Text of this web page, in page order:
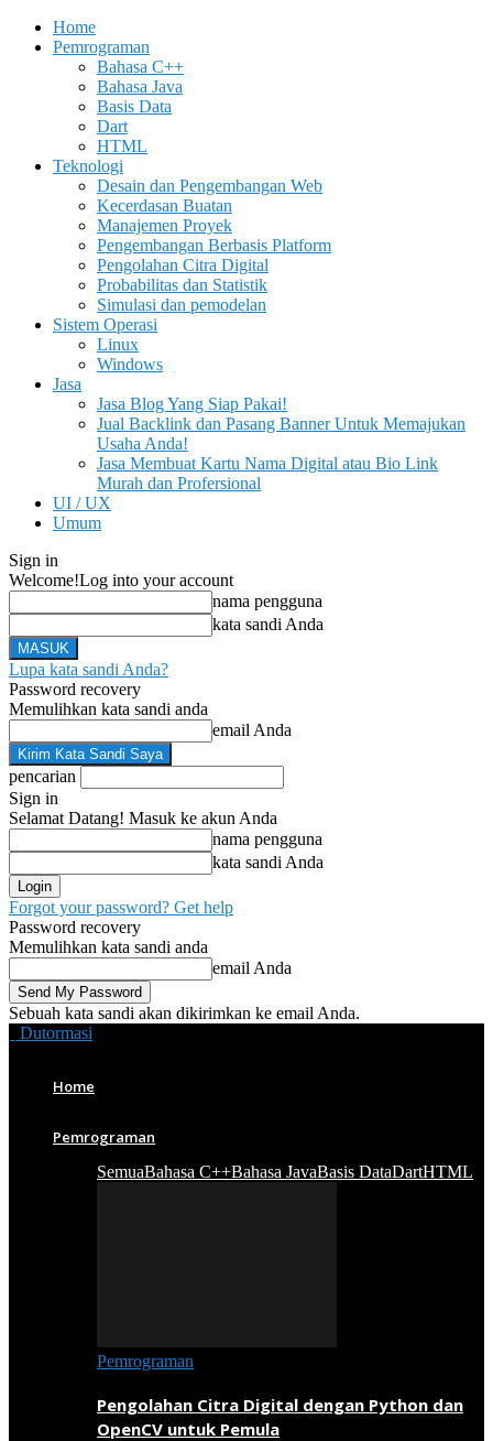
Home
Pemrograman
Bahasa C++
Bahasa Java
Basis Data
Dart
HTML
Teknologi
Desain dan Pengembangan Web
Kecerdasan Buatan
Manajemen Proyek
Pengembangan Berbasis Platform
Pengolahan Citra Digital
Probabilitas dan Statistik
Simulasi dan pemodelan
Sistem Operasi
Linux
Windows
Jasa
Jasa Blog Yang Siap Pakai!
Jual Backlink dan Pasang Banner Untuk Memajukan
Usaha Anda!
Jasa Membuat Kartu Nama Digital atau Bio Link
Murah dan Profersional
UI / UX
Umum
Sign in
Welcome!Log into your account
nama pengguna
kata sandi Anda
Lupa kata sandi Anda?
Password recovery
Memulihkan kata sandi anda
email Anda
pencarian
Sign in
Selamat Datang! Masuk ke akun Anda
nama pengguna
kata sandi Anda
Forgot your password? Get help
Password recovery
Memulihkan kata sandi anda
email Anda
Sebuah kata sandi akan dikirimkan ke email Anda.
Dutormasi
Home
Pemrograman
SemuaBahasa C++Bahasa JavaBasis DataDartHTML
Pemrograman
Pengolahan Citra Digital dengan Python dan
OpenCV untuk Pemula